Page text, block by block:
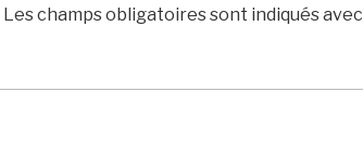
Les champs obligatoires sont indiqués avec